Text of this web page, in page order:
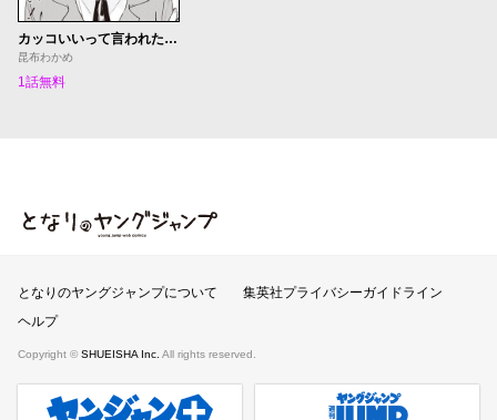
カッコいいって言われたい！
昆布わかめ
1話無料
となりのヤングジャンプ
となりのヤングジャンプについて
集英社プライバシーガイドライン
ヘルプ
Copyright © SHUEISHA Inc. All rights reserved.
ヤンジャンプラス 週刊ヤングジャンプ公式サイト